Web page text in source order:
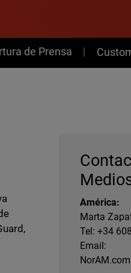
de Prensa
América:
Marta
Tel: +34
Email: